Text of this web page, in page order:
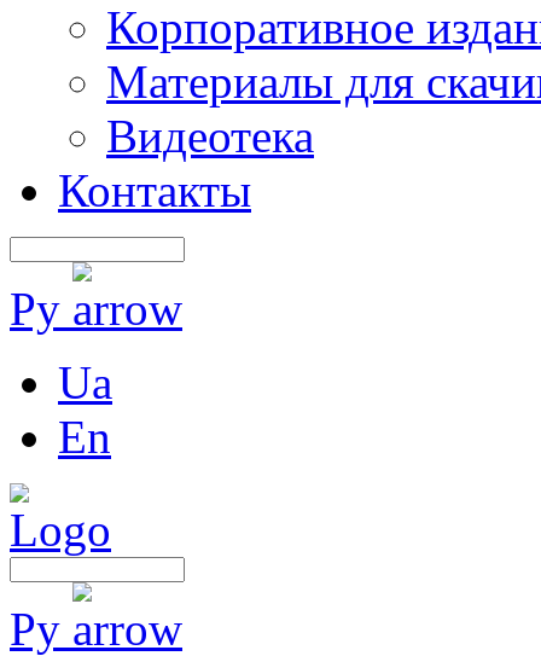
Корпоративное
Материалы для
Видеотека
Контакты
Ру
Ua
En
Ру